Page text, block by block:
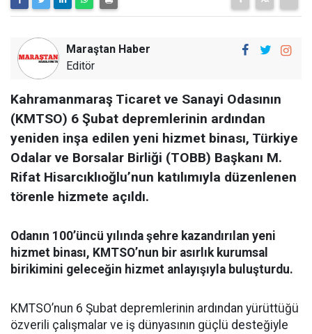
Maraştan Haber
Editör
Kahramanmaraş Ticaret ve Sanayi Odasının
(KMTSO) 6 Şubat depremlerinin ardından
yeniden inşa edilen yeni hizmet binası, Türkiye
Odalar ve Borsalar Birliği (TOBB) Başkanı M.
Rifat Hisarcıklıoğlu’nun katılımıyla düzenlenen
törenle hizmete açıldı.
Odanın 100’üncü yılında şehre kazandırılan yeni
hizmet binası, KMTSO’nun bir asırlık kurumsal
birikimini geleceğin hizmet anlayışıyla buluşturdu.
KMTSO’nun 6 Şubat depremlerinin ardından yürüttüğü
özverili çalışmalar ve iş dünyasının güçlü desteğiyle